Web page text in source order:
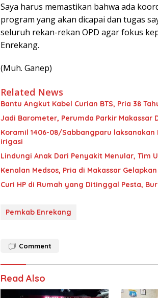
Saya harus memastikan bahwa ada
program yang akan dicapai dan tugas
seluruh rekan-rekan OPD agar fokus
Enrekang.
(Muh. Ganep)
Related News
Bantu Angkut Kabel Curian BTS, Pria 38
Jadi Barometer, Perumda Parkir Makassar
Koramil 1406-08/Sabbangparu
irigasi
Lindungi Anak Dari Penyakit Menular, Tim
Kenalan Medsos, Pria di Makassar
Curi HP di Rumah yang Ditinggal Pesta,
Pemkab Enrekang
Comment
Read Also